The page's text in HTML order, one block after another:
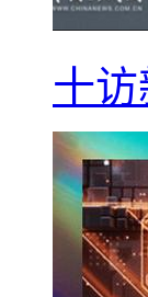
十